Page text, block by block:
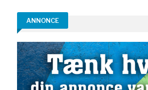
ANNONCE